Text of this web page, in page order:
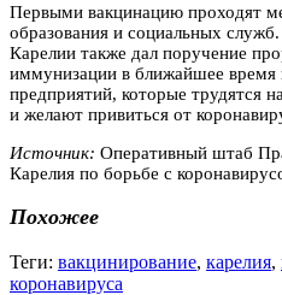
Первыми вакцинацию проходят
образования и социальных
Карелии также дал поручение
иммунизации в ближайшее время
предприятий, которые трудятся
и желают привиться от
Источник: Оперативный штаб
Карелия по борьбе с
Похожее
Теги: вакцинирование, карелия,
коронавируса